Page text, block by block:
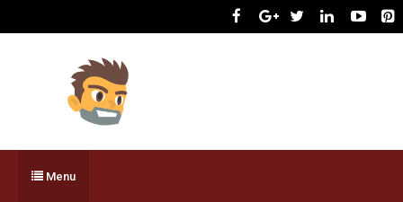
Menu